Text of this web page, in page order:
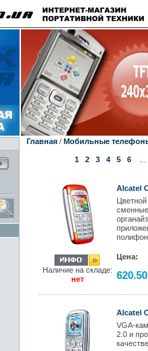
Главная/ Мобильные
1 2 3 4 5 6
Наличие на складе:
нет
Alcatel
сменные
Цена:
Alcatel
VGA-
2.0 и